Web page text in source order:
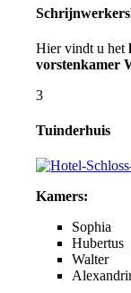
Hier vindt u het
vorstenkamer
3
Tuinderhuis
Kamers:
Sophia
Hubertus
Walter